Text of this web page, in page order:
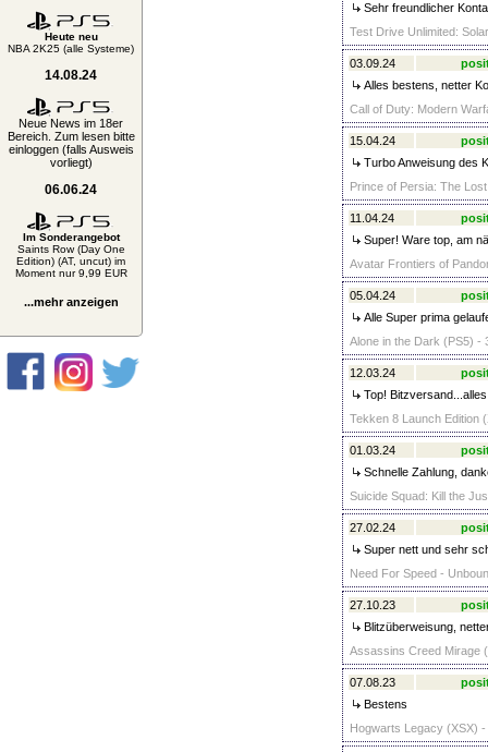
Heute neu
NBA 2K25 (alle Systeme)
14.08.24
Neue News im 18er
Bereich. Zum lesen bitte
einloggen (falls Ausweis
vorliegt)
06.06.24
Im Sonderangebot
Saints Row (Day One
Edition) (AT, uncut) im
Moment nur 9,99 EUR
...mehr anzeigen
Sehr freundlicher
Test Drive Unlimited:
03.09.24
Alles bestens, netter
Call of Duty: Modern
15.04.24
Turbo Anweisung des
Prince of Persia: The
11.04.24
Super! Ware top, am
Avatar Frontiers of
05.04.24
Alle Super prima
Alone in the Dark (PS5) -
12.03.24
Top!
Tekken 8 Launch Edition
01.03.24
Schnelle Zahlung,
Suicide Squad: Kill the
27.02.24
Super nett und sehr
Need For Speed -
27.10.23
Blitzüberweisung,
Assassins Creed Mirage
07.08.23
Bestens
Hogwarts Legacy (XSX) -